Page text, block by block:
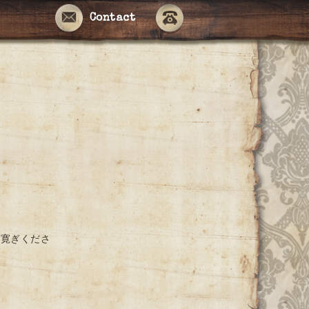
Contact
ぎくださ